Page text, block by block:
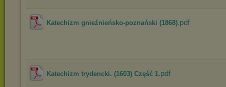
Katechizm gnieźnieńsko-poznański (1868).pdf
Katechizm trydencki. (1603) Część 1.pdf